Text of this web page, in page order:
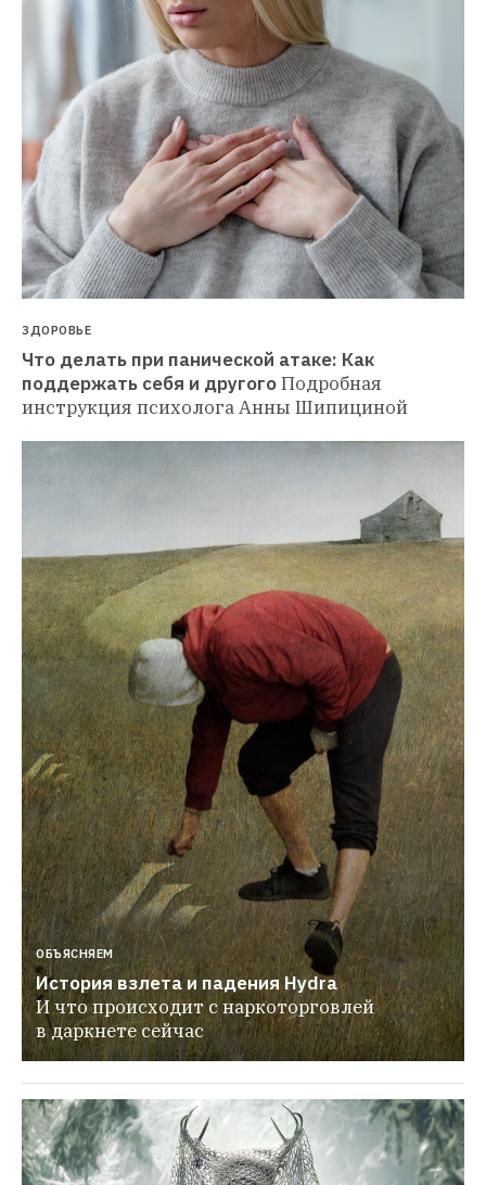
ЗДОРОВЬЕ
Что делать при панической атаке: Как
поддержать себя и другогоПодробная
инструкция психолога Анны Шипициной
ОБЪЯСНЯЕМ
История взлета и падения Hydra
И что происходит с наркоторговлей
в даркнете сейчас